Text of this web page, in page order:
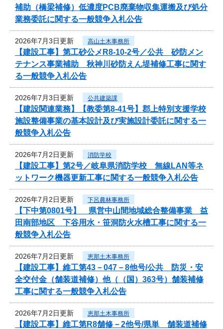
補助（橋梁補修）低濃度PCB廃棄物収集運搬及び処分
業務委託に関する一般競争入札公告
2026年7月3日更新 高山土木事務所
【建設工事】第工砂公メR8-10-2号／公共 砂防メン
テナンス事業補助 秋神川砂防えん堤補修工事に関す
る一般競争入札公告
2026年7月3日更新 公共建築課
【建設関連業務】【教委第8-41号】郡上特別支援学校
施設整備事業の基本設計及び実施設計委託に関する一
般競争入札公告
2026年7月2日更新 消防学校
【建設工事】第2号／岐阜県消防学校 無線LAN等ネ
ットワーク機器更新工事に関する一般競争入札公告
2026年7月2日更新 下呂農林事務所
【下中第0801号】 県営中山間地域総合整備事業 益
田南部地区 下谷用水・笹洞防火水槽工事に関する一
般競争入札公告
2026年7月2日更新 恵那土木事務所
【建設工事】維工第43－047－8他号/公共 防災・安
全交付金（舗装道補修）他（（国）363号）舗装補修
工事に関する一般競争入札公告
2026年7月2日更新 恵那土木事務所
【建設工事】維工第R8舗修－2他号/県単 舗装道補修